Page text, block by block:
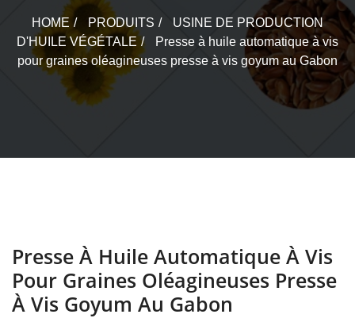
HOME PRODUITS
USINE DE PRODUCTION
D'HUILE VÉGÉTALE
Presse à huile automatique à vis
pour graines oléagineuses presse à vis goyum au Gabon
Presse À Huile Automatique À Vis
Pour Graines Oléagineuses Presse
À Vis Goyum Au Gabon